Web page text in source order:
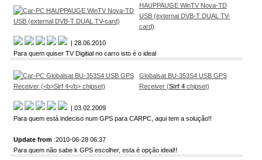
HAUPPAUGE WinTV Nova-TD
USB (external DVB-T DUAL TV-
card)
| 28.06.2010
Para quem quiser TV Digitial no carro isto é o ideal
Globalsat BU-353S4 USB GPS
Receiver (Sirf 4chipset)
| 03.02.2009
Para quem está indeciso num GPS para CARPC, aqui tem a solução!!
Update from :2010-06-28 06:37
Para quem não sabe k GPS escolher, esta é opção ideal!!